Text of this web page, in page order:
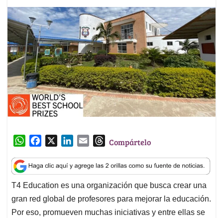
W
a
t
s
A
p
c
e
b
o
o
n
k
e
d
I
a
i
l
T
r
e
a
d
s
Compártelo
T4 Education es una organización que busca crear una
gran red global de profesores para mejorar la educación.
Por eso, promueven muchas iniciativas y entre ellas se